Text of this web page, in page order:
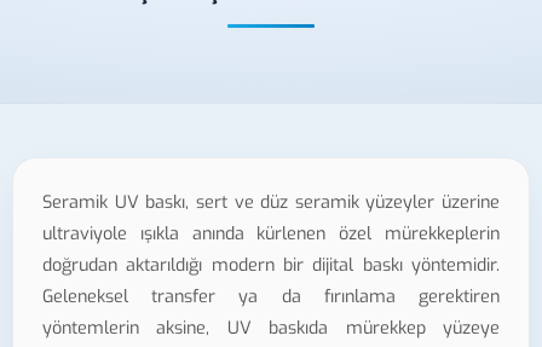
Seramik UV baskı, sert ve düz seramik yüzeyler üzerine
ultraviyole ışıkla anında kürlenen özel mürekkeplerin
doğrudan aktarıldığı modern bir dijital baskı yöntemidir.
Geleneksel transfer ya da fırınlama gerektiren
yöntemlerin aksine, UV baskıda mürekkep yüzeye